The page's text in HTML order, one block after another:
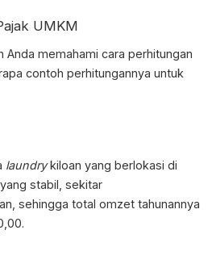
UMKM
Anda memahami cara perhitungan
contoh perhitungannya untuk
laundrykiloan yang berlokasi di
stabil, sekitar
sehingga total omzet tahunannya